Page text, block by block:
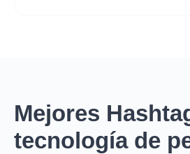
Mejores
tecnología de